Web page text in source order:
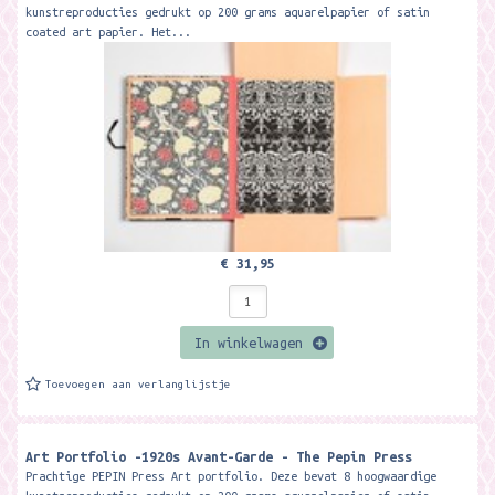
kunstreproducties gedrukt op 200 grams aquarelpapier of satin
coated art papier. Het...
€ 31,95
In winkelwagen
Toevoegen aan verlanglijstje
Art Portfolio -1920s Avant-Garde - The Pepin Press
Prachtige PEPIN Press Art portfolio. Deze bevat 8 hoogwaardige